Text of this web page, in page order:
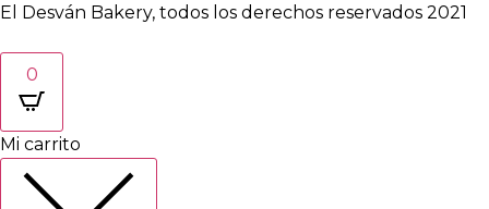
El Desván Bakery, todos los derechos reservados 2021
0
Mi carrito